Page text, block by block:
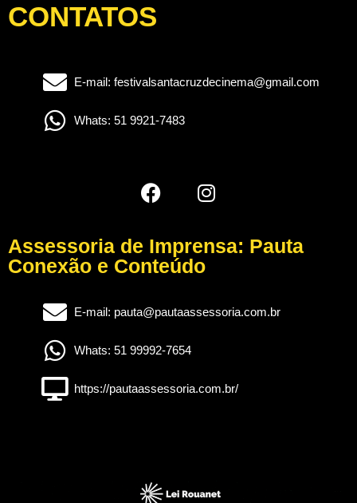
CONTATOS
E-mail: festivalsantacruzdecinema@gmail.com
Whats: 51 9921-7483
Assessoria de Imprensa: Pauta
Conexão e Conteúdo
E-mail: pauta@pautaassessoria.com.br
Whats: 51 99992-7654
https://pautaassessoria.com.br/